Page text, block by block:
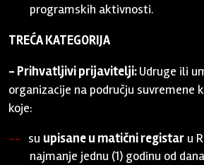
programskih aktivnosti.
TREĆA KATEGORIJA
- Prihvatljivi prijavitelji:Udruge ili
organizacije na području suvremene
koje:
su upisane u matični registar u
najmanje jednu (1) godinu od